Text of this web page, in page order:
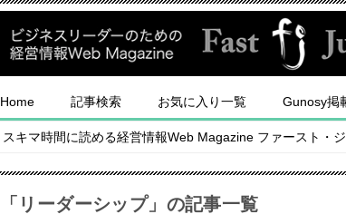
Home 記事検索 お気に入り一覧 Gunosy掲
スキマ時間に読める経営情報Web Magazine ファースト・
「リーダーシップ」の記事一覧